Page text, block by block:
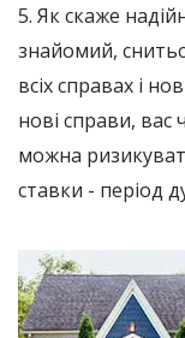
5. Як скаже
знайомий,
всіх справах і
нові справи, вас
можна
ставки - період